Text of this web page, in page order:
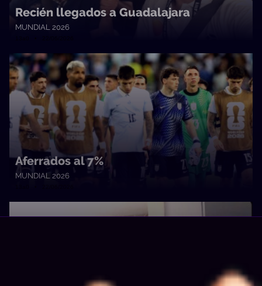
Recién llegados a Guadalajara
MUNDIAL 2026
Aferrados al 7%
MUNDIAL 2026